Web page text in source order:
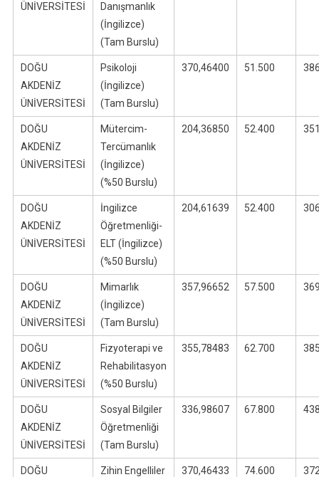
ÜNİVERSİTESİ
Danışmanlık
(İngilizce)
(Tam Burslu)
DOĞU
AKDENİZ
ÜNİVERSİTESİ
Psikoloji
(İngilizce)
(Tam Burslu)
370,46400 51.500
DOĞU
AKDENİZ
ÜNİVERSİTESİ
Mütercim-
Tercümanlık
(İngilizce)
(%50 Burslu)
204,36850 52.400
DOĞU
AKDENİZ
ÜNİVERSİTESİ
İngilizce
Öğretmenliği-
ELT (İngilizce)
(%50 Burslu)
204,61639 52.400
DOĞU
AKDENİZ
ÜNİVERSİTESİ
Mimarlık
(İngilizce)
(Tam Burslu)
357,96652 57.500
DOĞU
AKDENİZ
ÜNİVERSİTESİ
Fizyoterapi ve
Rehabilitasyon
(%50 Burslu)
355,78483 62.700
DOĞU
AKDENİZ
ÜNİVERSİTESİ
Sosyal Bilgiler
Öğretmenliği
(Tam Burslu)
336,98607 67.800
DOĞU
Zihin Engelliler
370,46433 74.600